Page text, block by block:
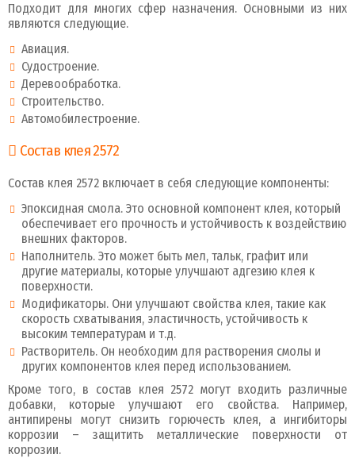
Подходит для многих сфер назначения. Основными из них
являются следующие.
Авиация.
Судостроение.
Деревообработка.
Строительство.
Автомобилестроение.
Состав клея 2572
Состав клея 2572 включает в себя следующие компоненты:
Эпоксидная смола. Это основной компонент клея, который
обеспечивает его прочность и устойчивость к воздействию
внешних факторов.
Наполнитель. Это может быть мел, тальк, графит или
другие материалы, которые улучшают адгезию клея к
поверхности.
Модификаторы. Они улучшают свойства клея, такие как
скорость схватывания, эластичность, устойчивость к
высоким температурам и т.д.
Растворитель. Он необходим для растворения смолы и
других компонентов клея перед использованием.
Кроме того, в состав клея 2572 могут входить различные
добавки, которые улучшают его свойства. Например,
антипирены могут снизить горючесть клея, а ингибиторы
коррозии – защитить металлические поверхности от
коррозии.